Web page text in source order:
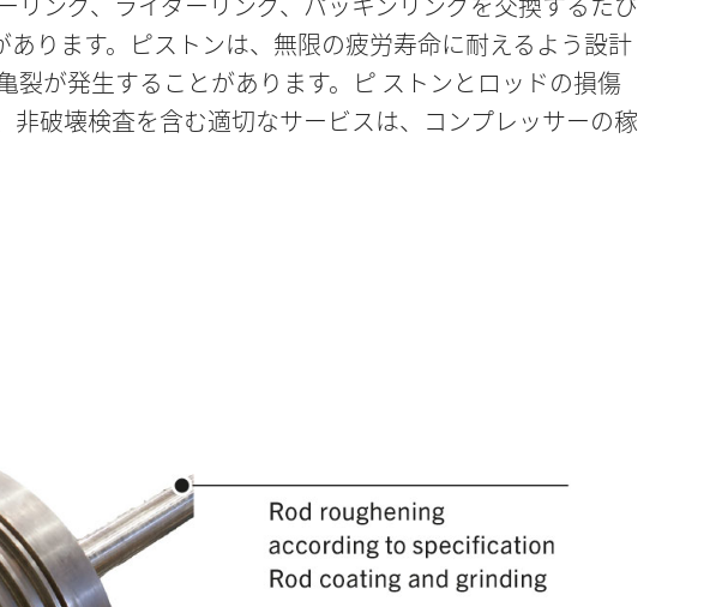
ります。ピストンは、無限の疲労寿命に耐えるよう設計
が発生することがあります。ピ ストンとロッドの損傷
破壊検査を含む適切なサービスは、コンプレッサーの稼